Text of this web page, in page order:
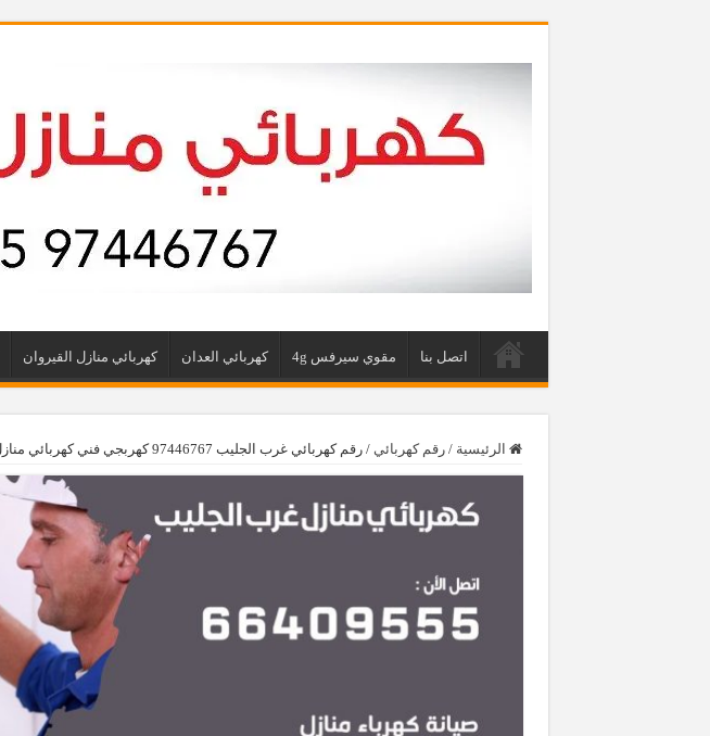
اتصل بنا مقوي سيرفس 4g كهربائي العدان كهربائي منازل القيروان
الرئيسية / رقم كهربائي / رقم كهربائي غرب الجليب 97446767‬ كهربجي فني كهربائي منازل غرب الجليب